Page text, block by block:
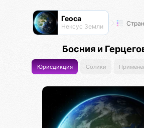
Геоса
Нексус Земли
Босния и
Юрисдикция Солики